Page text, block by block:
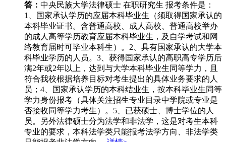
答： 中央民族大学法律硕士 在职研究生 报考条件是：
1、国家承认学历的应届本科毕业生（须取得国家承认的
本科毕业证书。含普通高校、成人高校、普通高校举办
的成人高等学历教育应届本科毕业生，及自学考试和网
络教育届时可毕业本科生）。2、具有国家承认的大学本
科毕业学历的人员。3、获得国家承认的高职高专学历后
满2年或2年以上，达到与大学本科毕业生同等学力，且
符合我校根据培养目标对考生提出的具体业务要求的人
员；4、国家承认学历的本科结业生，按本科毕业生同等
学力身份报考（具体关注招生专业目录中学院或专业是
否接收同等学力考生）。5、已获硕士、博士学位的人
员。另外法律硕士分为法学和非法学，这是对考生本科
专业的要求，本科法学类只能报考法学方向、非法学类